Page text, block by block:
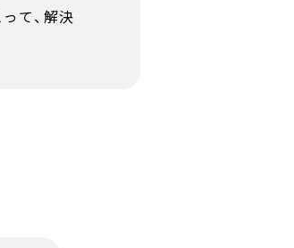
て、解決